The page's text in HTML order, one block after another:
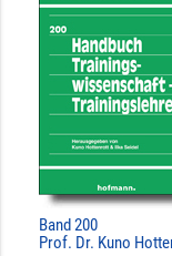
Band 200
Prof. Dr. Kuno